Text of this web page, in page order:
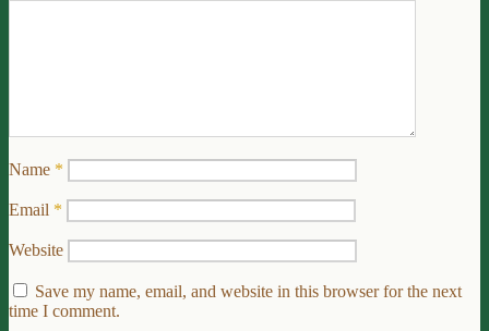
Name *
Email *
Website
Save my name, email, and website in this browser for the next
time I comment.